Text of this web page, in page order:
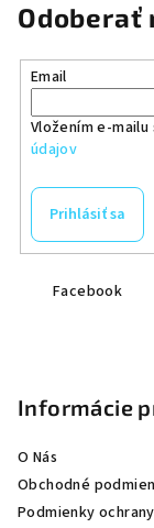
Email
Vložením e-
údajov
Prihlásiť sa
Facebook
Informácie
O Nás
Obchodné
Podmienky